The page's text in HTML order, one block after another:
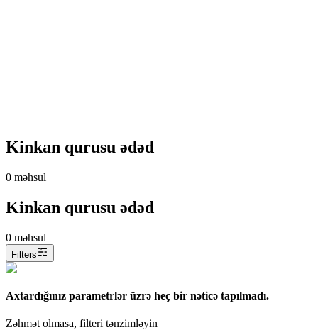
Kinkan qurusu ədəd
0 məhsul
Kinkan qurusu ədəd
0 məhsul
Filters
Axtardığınız parametrlər üzrə heç bir nəticə tapılmadı.
Zəhmət olmasa, filteri tənzimləyin